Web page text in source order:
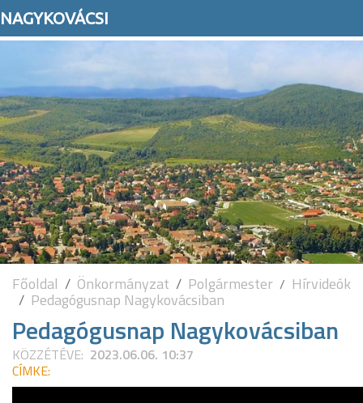
NAGYKOVÁCSI
Főoldal Önkormányzat Polgármester Hírvideók
Pedagógusnap Nagykovácsiban
Pedagógusnap Nagykovácsiban
KÖZZÉTÉVE: 2023.06.06. 10:37
CÍMKE: